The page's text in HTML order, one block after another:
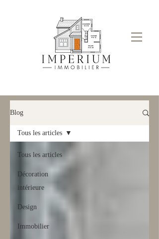
Blog
Tous les articles
Décoration
intérieure
Design
Immobilier
Tous les articles